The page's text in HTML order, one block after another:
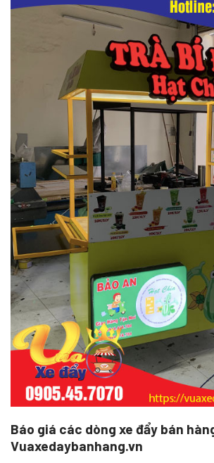
Báo giá các dòng xe đẩy bán
Vuaxedaybanhang.vn